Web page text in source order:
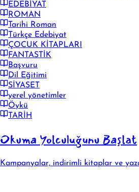
EDEBİYAT
ROMAN
Tarihi Roman
Türkçe Edebiyat
ÇOCUK KİTAPLARI
FANTASTİK
Başvuru
Dil Eğitimi
SİYASET
yerel yönetimler
Öykü
TARİH
Okuma Yolculuğunu Başlat
Kampanyalar, indirimli kitaplar ve